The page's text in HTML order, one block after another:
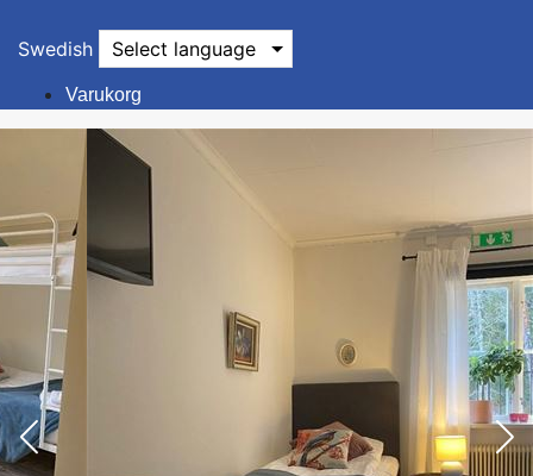
Swedish Select language
Varukorg